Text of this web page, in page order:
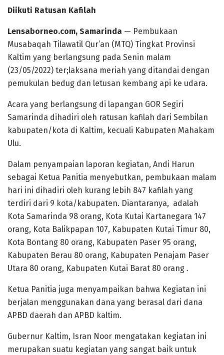
Diikuti Ratusan Kafilah
Lensaborneo.com, Samarinda — Pembukaan
Musabaqah Tilawatil Qur’an (MTQ) Tingkat Provinsi
Kaltim yang berlangsung pada Senin malam
(23/05/2022) ter;laksana meriah yang ditandai dengan
pemukulan bedug dan letusan kembang api ke udara.
Acara yang berlangsung di lapangan GOR Segiri
Samarinda dihadiri oleh ratusan kafilah dari Sembilan
kabupaten/kota di Kaltim, kecuali Kabupaten Mahakam
Ulu.
Dalam penyampaian laporan kegiatan, Andi Harun
sebagai Ketua Panitia menyebutkan, pembukaan malam
hari ini dihadiri oleh kurang lebih 847 kafilah yang
terdiri dari 9 kota/kabupaten. Diantaranya, adalah
Kota Samarinda 98 orang, Kota Kutai Kartanegara 147
orang, Kota Balikpapan 107, Kabupaten Kutai Timur 80,
Kota Bontang 80 orang, Kabupaten Paser 95 orang,
Kabupaten Berau 80 orang, Kabupaten Penajam Paser
Utara 80 orang, Kabupaten Kutai Barat 80 orang .
Ketua Panitia juga menyampaikan bahwa Kegiatan ini
berjalan menggunakan dana yang berasal dari dana
APBD daerah dan APBD kaltim.
Gubernur Kaltim, Isran Noor mengatakan kegiatan ini
merupakan suatu kegiatan yang sangat baik untuk